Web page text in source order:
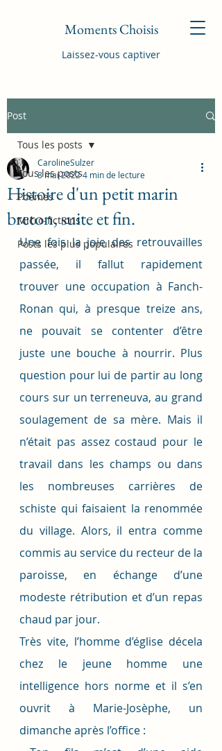
Moments Choisis
Laissez-vous captiver
Post
Tous les posts
Poèmes
Micro-fictions
Posts les plus populaires
Tous les posts
Histoire d'un petit marin
breton, suite et fin.
CarolineSulzer
8 mai 20224 min de lecture
Une fois la joie des retrouvailles
passée, il fallut rapidement
trouver une occupation à Fanch-
Ronan qui, à presque treize ans,
ne pouvait se contenter d’être
juste une bouche à nourrir. Plus
question pour lui de partir au long
cours sur un terreneuva, au grand
soulagement de sa mère. Mais il
n’était pas assez costaud pour le
travail dans les champs ou dans
les nombreuses carrières de
schiste qui faisaient la renommée
du village. Alors, il entra comme
commis au service du recteur de la
paroisse, en échange d’une
modeste rétribution et d’un repas
chaud par jour.
Très vite, l’homme d’église décela
chez le jeune homme une
intelligence hors norme et il s’en
ouvrit à Marie-Josèphe, un
dimanche après l’office :